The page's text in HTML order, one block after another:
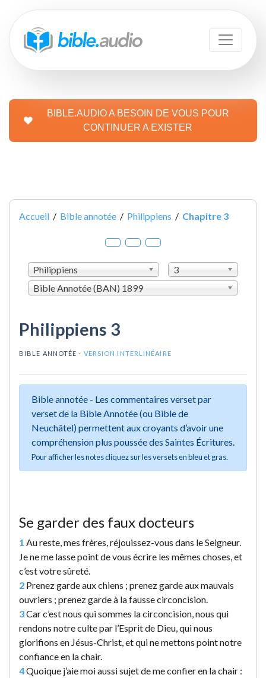
BIBLE.AUDIO A BESOIN DE VOUS POUR
CONTINUER A EXISTER
Accueil / Bible annotée / Philippiens / Chapitre 3
Philippiens
3
Bible Annotée (BAN) 1899
Philippiens 3
BIBLE ANNOTÉE - VERSION INTERLINÉAIRE
Bible annotée - Les commentaires verset par
verset de la Bible Annotée (ou Bible de
Neuchâtel) permettent aux croyants d’avoir une
compréhension plus poussée des Saintes Écritures.
Pour afficher les notes cliquez sur les versets en bleu et gras.
Se garder des faux docteurs
1 Au reste, mes frères, réjouissez-vous dans le Seigneur.
Je ne me lasse point de vous écrire les mêmes choses, et
c’est votre sûreté.
2 Prenez garde aux chiens ; prenez garde aux mauvais
ouvriers ; prenez garde à la fausse circoncision.
3Car c’est nous qui sommes la circoncision, nous qui
rendons notre culte par l’Esprit de Dieu, qui nous
glorifions en Jésus-Christ, et qui ne mettons point notre
confiance en la chair.
4Quoique j’aie moi aussi sujet de me confier en la chair :